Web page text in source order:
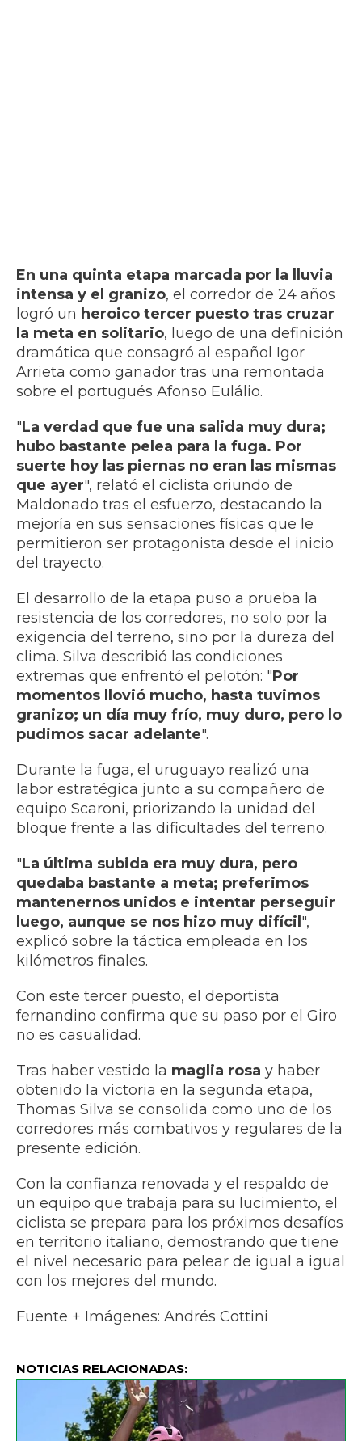
En una quinta etapa marcada por la lluvia
intensa y el granizo, el corredor de 24 años
logró un heroico tercer puesto tras cruzar
la meta en solitario, luego de una definición
dramática que consagró al español Igor
Arrieta como ganador tras una remontada
sobre el portugués Afonso Eulálio.
"La verdad que fue una salida muy dura;
hubo bastante pelea para la fuga. Por
suerte hoy las piernas no eran las mismas
que ayer", relató el ciclista oriundo de
Maldonado tras el esfuerzo, destacando la
mejoría en sus sensaciones físicas que le
permitieron ser protagonista desde el inicio
del trayecto.
El desarrollo de la etapa puso a prueba la
resistencia de los corredores, no solo por la
exigencia del terreno, sino por la dureza del
clima. Silva describió las condiciones
extremas que enfrentó el pelotón: "Por
momentos llovió mucho, hasta tuvimos
granizo; un día muy frío, muy duro, pero lo
pudimos sacar adelante".
Durante la fuga, el uruguayo realizó una
labor estratégica junto a su compañero de
equipo Scaroni, priorizando la unidad del
bloque frente a las dificultades del terreno.
"La última subida era muy dura, pero
quedaba bastante a meta; preferimos
mantenernos unidos e intentar perseguir
luego, aunque se nos hizo muy difícil",
explicó sobre la táctica empleada en los
kilómetros finales.
Con este tercer puesto, el deportista
fernandino confirma que su paso por el Giro
no es casualidad.
Tras haber vestido la maglia rosa y haber
obtenido la victoria en la segunda etapa,
Thomas Silva se consolida como uno de los
corredores más combativos y regulares de la
presente edición.
Con la confianza renovada y el respaldo de
un equipo que trabaja para su lucimiento, el
ciclista se prepara para los próximos desafíos
en territorio italiano, demostrando que tiene
el nivel necesario para pelear de igual a igual
con los mejores del mundo.
Fuente + Imágenes: Andrés Cottini
NOTICIAS RELACIONADAS: